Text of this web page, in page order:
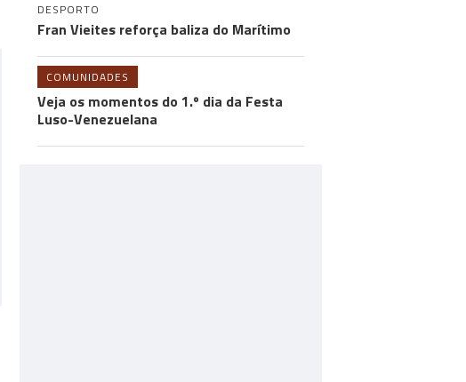
DESPORTO
Fran Vieites reforça baliza do Marítimo
COMUNIDADES
Veja os momentos do 1.º dia da Festa
Luso-Venezuelana